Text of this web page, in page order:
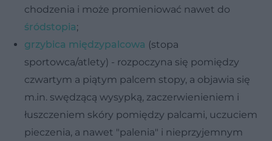
chodzenia i może promieniować nawet do
śródstopia;
grzybica międzypalcowa (stopa
sportowca/atlety) - rozpoczyna się pomiędzy
czwartym a piątym palcem stopy, a objawia się
m.in. swędzącą wysypką, zaczerwienieniem i
łuszczeniem skóry pomiędzy palcami, uczuciem
pieczenia, a nawet "palenia" i nieprzyjemnym